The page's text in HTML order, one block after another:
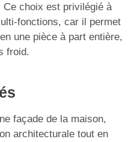
Ce choix est privilégié à
fonctions, car il permet
une pièce à part entière,
froid.
façade de la maison,
architecturale tout en